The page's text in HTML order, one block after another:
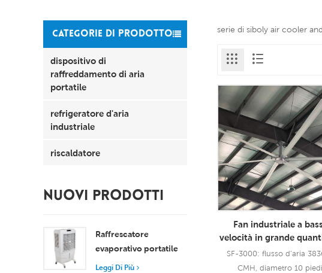
CATEGORIE DI PRODOTTO
dispositivo di
raffreddamento di aria
portatile
refrigeratore d'aria
industriale
riscaldatore
NUOVI PRODOTTI
Raffrescatore
evaporativo portatile
da 8000 m³/h con
Leggi Di Più
serie di siboly air cooler
Fan industriale a
velocità in grande
HVLS con il grande
da soffitto aerometal
SF-3000: flusso d'aria
CMH, diametro 10